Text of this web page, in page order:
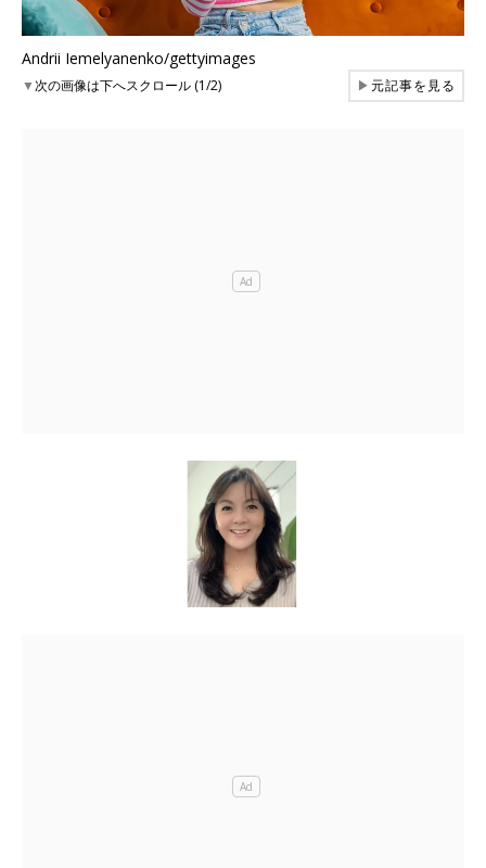
Andrii Iemelyanenko/gettyimages
▼次の画像は下へスクロール (1/2) ▶元記事を見る